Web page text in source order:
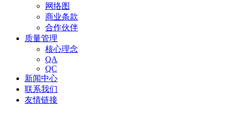
网络图
商业条款
合作伙伴
质量管理
核心理念
QA
QC
新闻中心
联系我们
友情链接